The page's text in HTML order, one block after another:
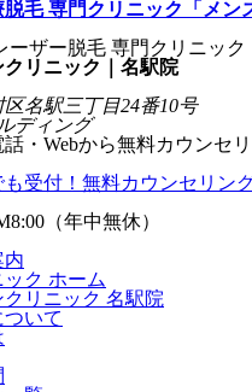
ーザー脱毛 専門クリニック
クリニック｜名駅院
名駅三丁目24番10号
ディング
・Webから無料カウンセ
受付！ 無料カウンセリン
（年中無休）
内
ク ホーム
クリニック 名駅院
いて